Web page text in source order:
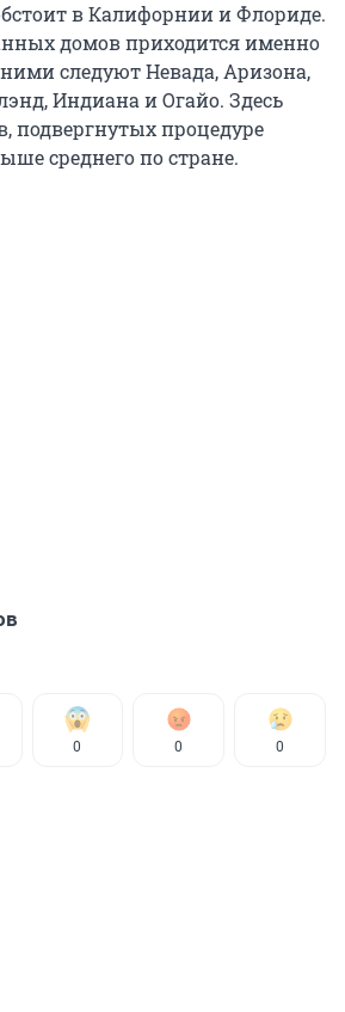
в Калифорнии и Флориде.
домов приходится именно
следуют Невада, Аризона,
Индиана и Огайо. Здесь
подвергнутых процедуре
среднего по стране.
0 0 0